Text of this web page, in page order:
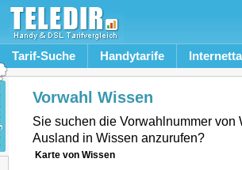
Tarif-Suche Handytarife
Vorwahl Wissen
Sie suchen die Vorwahlnummer
Ausland in Wissen anzurufen?
Karte von Wissen